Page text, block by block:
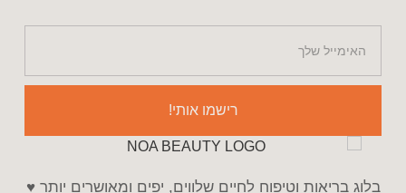
רישמו אותי!
בריאות וטיפוח לחיים שלווים, יפים ומאושרים יותר ♥️